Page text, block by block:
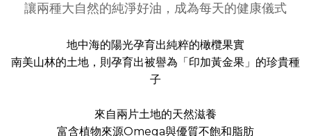
讓兩種大自然的純淨好油，成為每天的健康儀式
地中海的陽光孕育出純粹的橄欖果實
南美山林的土地，則孕育出被譽為「印加黃金果」的珍貴種
子
來自兩片土地的天然滋養
富含植物來源Omega與優質不飽和脂肪